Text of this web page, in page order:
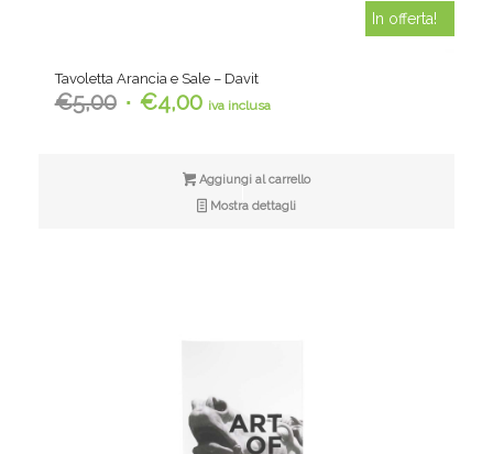
Tavoletta Arancia e Sale – Davit
€5,00 Il €4,00Il
è:
€4,00.
iva inclusa
In offerta!
Aggiungi al carrello
Mostra dettagli